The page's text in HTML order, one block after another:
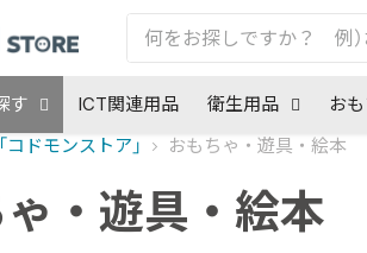
す ICT関連用品 衛生用品 お
ドモンストア」
おもちゃ・遊具・絵本
・遊具・絵本